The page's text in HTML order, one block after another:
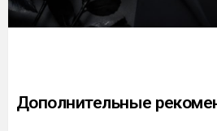
Дополнительные